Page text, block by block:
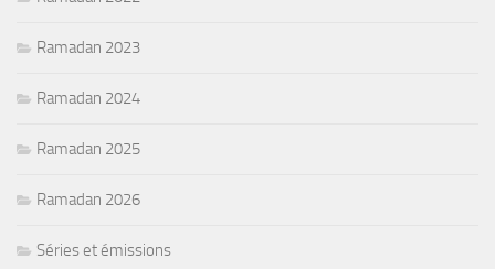
Ramadan 2023
Ramadan 2024
Ramadan 2025
Ramadan 2026
Séries et émissions